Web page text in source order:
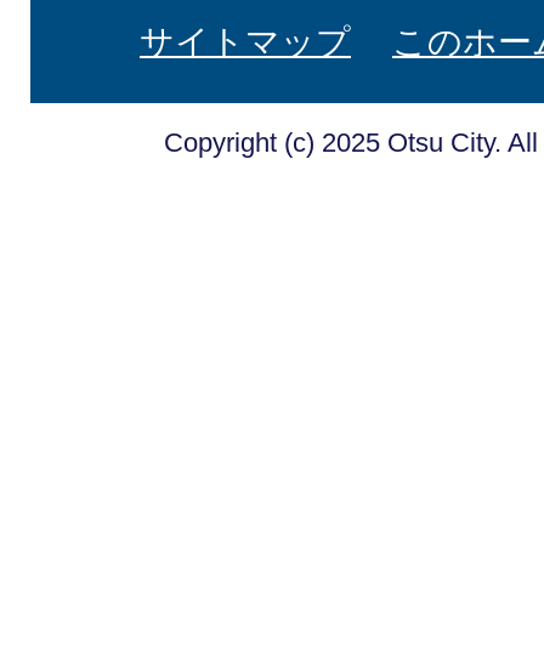
サイトマップ このホ
Copyright (c) 2025 Otsu City.